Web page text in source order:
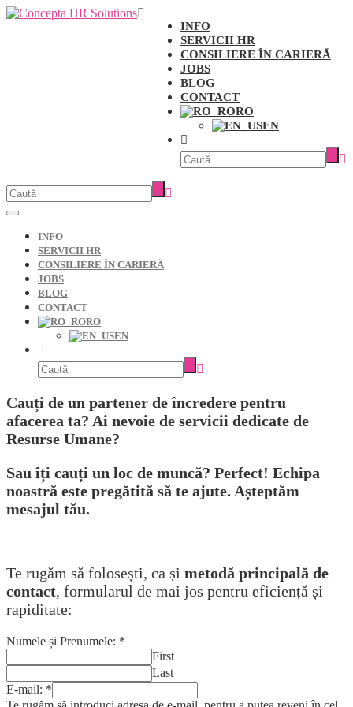
INFO
SERVICII HR
CONSILIERE ÎN CARIERĂ
JOBS
BLOG
CONTACT
RO
EN
INFO
SERVICII HR
CONSILIERE ÎN CARIERĂ
JOBS
BLOG
CONTACT
RO
EN
Cauți de un partener de încredere pentru
afacerea ta? Ai nevoie de servicii dedicate de
Resurse Umane?
Sau îți cauți un loc de muncă? Perfect! Echipa
noastră este pregătită să te ajute. Așteptăm
mesajul tău.
Te rugăm să folosești, ca și metodă principală de
contact, formularul de mai jos pentru eficiență și
rapiditate:
Numele și Prenumele: *
First
Last
E-mail: *